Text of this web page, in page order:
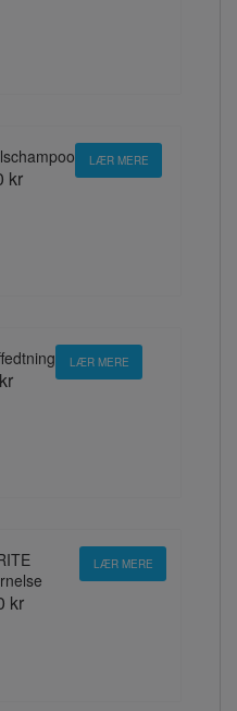
kr
LÆR MERE
LÆR MERE
kr
LÆR MERE